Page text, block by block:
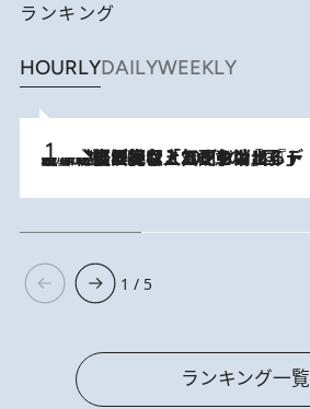
ランキング
HOURLYDAILYWEEKLY
2026.8.5
【なぜ吉沢亮は「気配を消せる」のか？】興行収入208億の『国宝』を経て挑むミュージカル『ディア・エヴァン・ハンセン』。トップ俳優が舞台上でさらけ出した“孤独”とは
1 / 5
ランキング一覧